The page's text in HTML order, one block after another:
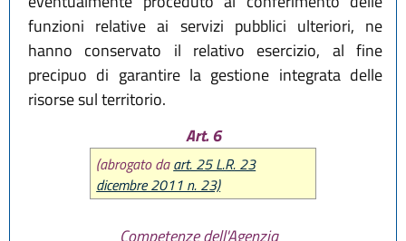
funzioni relative ai servizi pubblici ulteriori, ne
hanno conservato il relativo esercizio, al fine
precipuo di garantire la gestione integrata delle
risorse sul territorio.
Art. 6
(abrogato daart. 25 L.R. 23
dicembre 2011 n. 23)
Competenze dell'Agenzia